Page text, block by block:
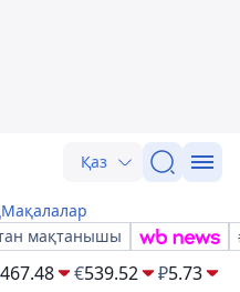
Қаз
Мақалалар
мақтанышы
467.48 €539.52 ₽5.73